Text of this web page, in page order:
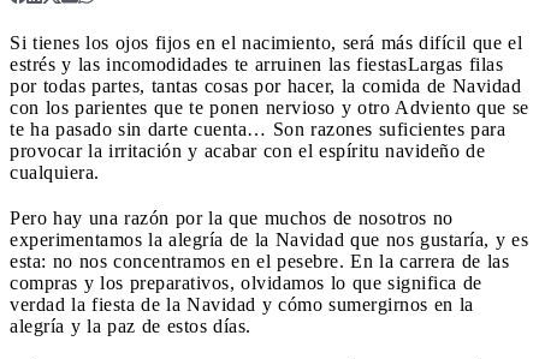
Si tienes los ojos fijos en el nacimiento, será más difícil que el
estrés y las incomodidades te arruinen las fiestasLargas filas
por todas partes, tantas cosas por hacer, la comida de Navidad
con los parientes que te ponen nervioso y otro Adviento que se
te ha pasado sin darte cuenta… Son razones suficientes para
provocar la irritación y acabar con el espíritu navideño de
cualquiera.
Pero hay una razón por la que muchos de nosotros no
experimentamos la alegría de la Navidad que nos gustaría, y es
esta: no nos concentramos en el pesebre. En la carrera de las
compras y los preparativos, olvidamos lo que significa de
verdad la fiesta de la Navidad y cómo sumergirnos en la
alegría y la paz de estos días.